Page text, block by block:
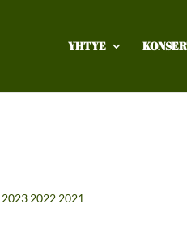
YHTYE
2023 2022 2021